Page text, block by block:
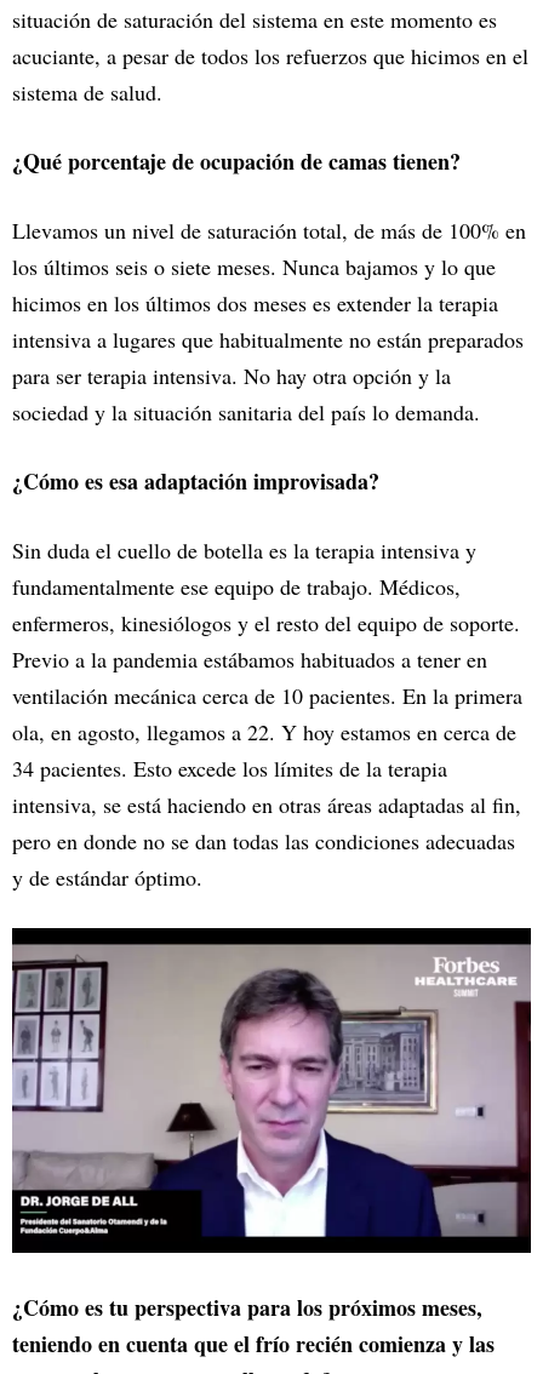
situación de saturación del sistema en este momento es
acuciante, a pesar de todos los refuerzos que hicimos en el
sistema de salud.
¿Qué porcentaje de ocupación de camas tienen?
Llevamos un nivel de saturación total, de más de 100% en
los últimos seis o siete meses. Nunca bajamos y lo que
hicimos en los últimos dos meses es extender la terapia
intensiva a lugares que habitualmente no están preparados
para ser terapia intensiva. No hay otra opción y la
sociedad y la situación sanitaria del país lo demanda.
¿Cómo es esa adaptación improvisada?
Sin duda el cuello de botella es la terapia intensiva y
fundamentalmente ese equipo de trabajo. Médicos,
enfermeros, kinesiólogos y el resto del equipo de soporte.
Previo a la pandemia estábamos habituados a tener en
ventilación mecánica cerca de 10 pacientes. En la primera
ola, en agosto, llegamos a 22. Y hoy estamos en cerca de
34 pacientes. Esto excede los límites de la terapia
intensiva, se está haciendo en otras áreas adaptadas al fin,
pero en donde no se dan todas las condiciones adecuadas
y de estándar óptimo.
¿Cómo es tu perspectiva para los próximos meses,
teniendo en cuenta que el frío recién comienza y las